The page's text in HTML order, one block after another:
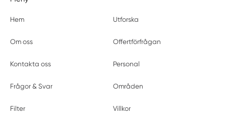
Hem Utforska
Om oss Offertförfrågan
Kontakta oss Personal
Frågor & Svar Områden
Filter Villkor